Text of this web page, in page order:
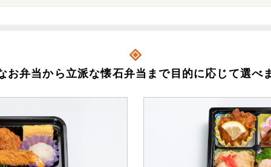
お弁当から立派な懐石弁当まで目的に応じて選べ